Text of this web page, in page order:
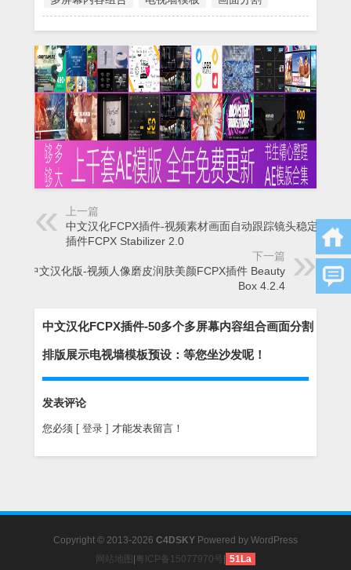
上一篇
中文汉化FCPX插件-视频素材画面自动跟踪镜头稳定防抖
插件FCPX Stabilizer 2.0
下一篇
Mac中文汉化版-视频人像磨皮润肤美颜FCPX插件 Beauty
Box 4.2.4
中文汉化FCPX插件-50多个多屏幕内容组合画面分割
排版展示电视墙模板预设：等您坐沙发呢！
发表评论
您必须 [ 登录 ] 才能发表留言！
Copyright © 2013-2026 C4DSKY Powered by WordPress
网站地图
粤ICP备15077970号 51La